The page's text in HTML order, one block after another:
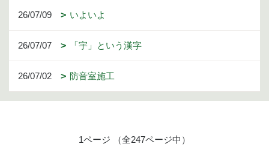
26/07/09 いよいよ
26/07/07 「宇」という漢字
26/07/02 防音室施工
1ページ （全247ページ中）